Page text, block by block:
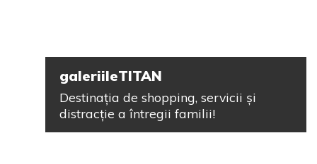
galeriileTITAN
Destinația de shopping, servicii și
distracție a întregii familii!